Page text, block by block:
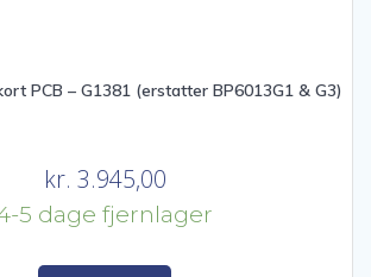
PCB – G1381 (erstatter BP6013G1 & G3)
kr. 3.945,00
5 dage fjernlager